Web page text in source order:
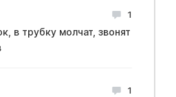
1
в трубку молчат, звонят
1